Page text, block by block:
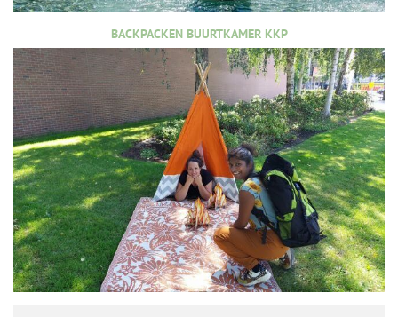
BACKPACKEN BUURTKAMER KKP